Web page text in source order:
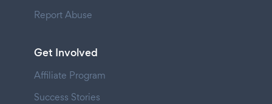
Report Abuse
Get Involved
Affiliate Program
Success Stories